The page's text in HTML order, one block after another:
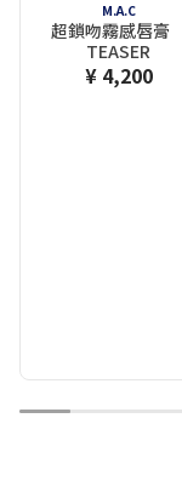
M.A.C
超鎖吻霧感唇膏
TEASER
¥ 4,200
1 2 3